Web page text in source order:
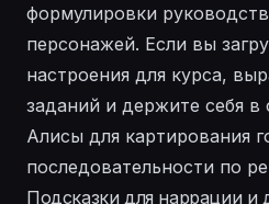
формулировки
персонажей. Если вы
настроения для курса,
заданий и держите себя в
Алисы для картирования
последовательности по
Подсказки для наррации и